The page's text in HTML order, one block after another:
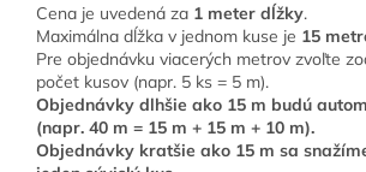
Cena je uvedená za 1 meter dĺžky.
Maximálna dĺžka v jednom kuse je 15
Pre objednávku viacerých metrov zvoľte
počet kusov (napr. 5 ks = 5 m).
Objednávky dlhšie ako 15 m budú
(napr. 40 m = 15 m + 15 m + 10 m).
Objednávky kratšie ako 15 m sa